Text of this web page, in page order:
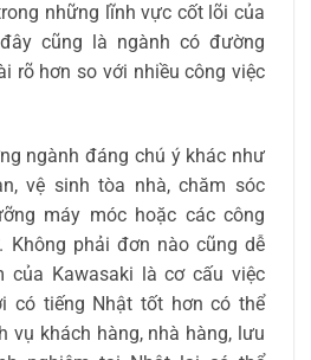
những lĩnh vực cốt lõi của
cũng là ngành có đường
rõ hơn so với nhiều công việc
ngành đáng chú ý khác như
vệ sinh tòa nhà, chăm sóc
máy móc hoặc các công
Không phải đơn nào cũng dễ
của Kawasaki là cơ cấu việc
có tiếng Nhật tốt hơn có thể
vụ khách hàng, nhà hàng, lưu